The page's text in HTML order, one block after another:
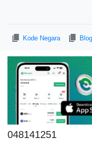
Kode Negara Blog
048141251